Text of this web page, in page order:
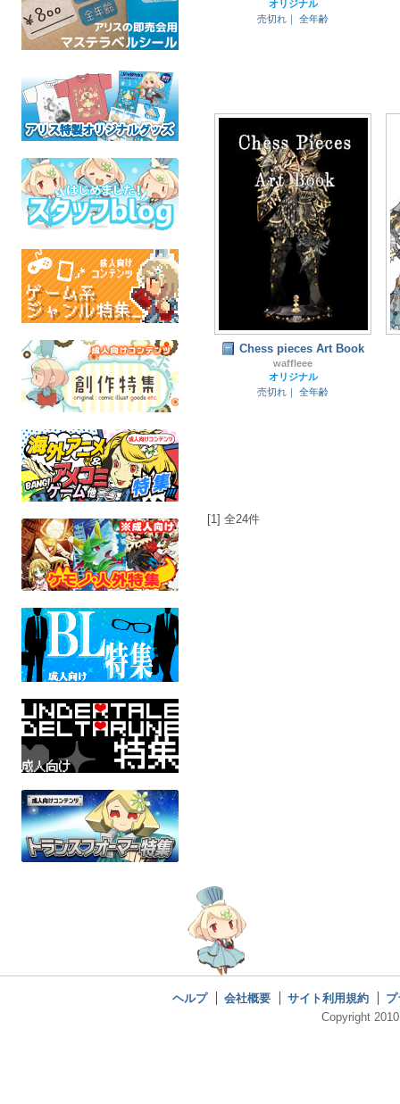
オリジナル
売切れ｜
全年齢
Chess pieces Art Book
waffleee
オリジナル
売切れ｜
全年齢
[1] 全24件
ヘルプ 会社概要 サイト利用規約
Copyright